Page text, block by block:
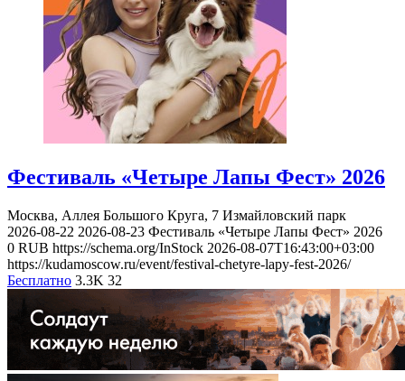
Фестиваль «Четыре Лапы Фест» 2026
Москва, Аллея Большого Круга, 7 Измайловский парк
2026-08-22 2026-08-23 Фестиваль «Четыре Лапы Фест» 2026
0 RUB https://schema.org/InStock 2026-08-07T16:43:00+03:00
https://kudamoscow.ru/event/festival-chetyre-lapy-fest-2026/
Бесплатно 3.3K 32